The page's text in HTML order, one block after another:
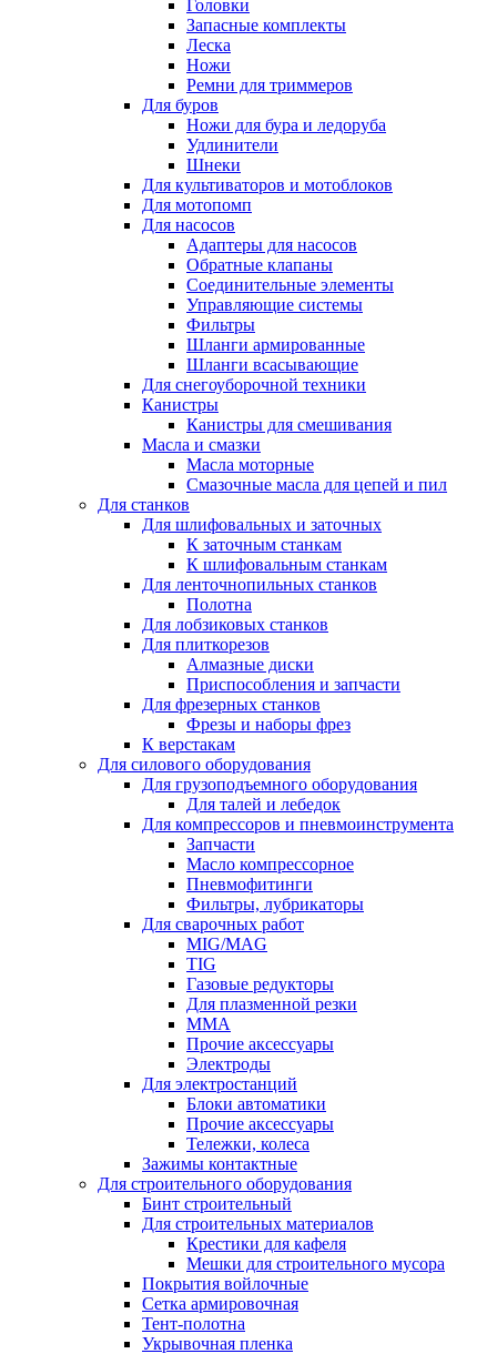
Головки
Запасные комплекты
Леска
Ножи
Ремни для триммеров
Для буров
Ножи для бура и ледоруба
Удлинители
Шнеки
Для культиваторов и мотоблоков
Для мотопомп
Для насосов
Адаптеры для насосов
Обратные клапаны
Соединительные элементы
Управляющие системы
Фильтры
Шланги армированные
Шланги всасывающие
Для снегоуборочной техники
Канистры
Канистры для смешивания
Масла и смазки
Масла моторные
Смазочные масла для цепей и пил
Для станков
Для шлифовальных и заточных
К заточным станкам
К шлифовальным станкам
Для ленточнопильных станков
Полотна
Для лобзиковых станков
Для плиткорезов
Алмазные диски
Приспособления и запчасти
Для фрезерных станков
Фрезы и наборы фрез
К верстакам
Для силового оборудования
Для грузоподъемного оборудования
Для талей и лебедок
Для компрессоров и пневмоинструмента
Запчасти
Масло компрессорное
Пневмофитинги
Фильтры, лубрикаторы
Для сварочных работ
MIG/MAG
TIG
Газовые редукторы
Для плазменной резки
ММА
Прочие аксессуары
Электроды
Для электростанций
Блоки автоматики
Прочие аксессуары
Тележки, колеса
Зажимы контактные
Для строительного оборудования
Бинт строительный
Для строительных материалов
Крестики для кафеля
Мешки для строительного мусора
Покрытия войлочные
Сетка армировочная
Тент-полотна
Укрывочная пленка